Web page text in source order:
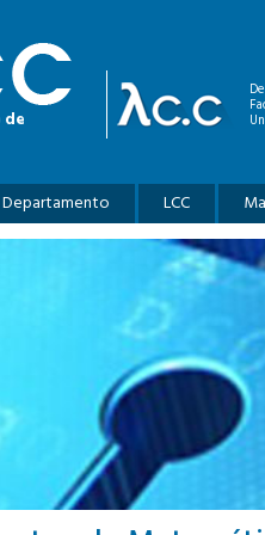
Departamento LCC